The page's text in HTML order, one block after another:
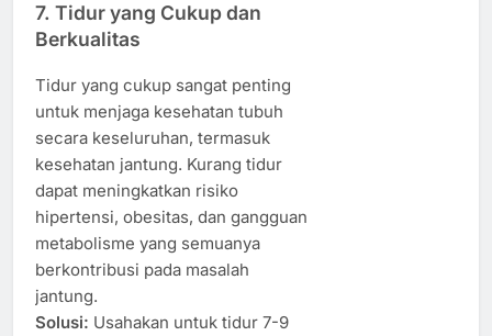
7. Tidur yang Cukup dan
Berkualitas
Tidur yang cukup sangat penting
untuk menjaga kesehatan tubuh
secara keseluruhan, termasuk
kesehatan jantung. Kurang tidur
dapat meningkatkan risiko
hipertensi, obesitas, dan gangguan
metabolisme yang semuanya
berkontribusi pada masalah
jantung.
Solusi: Usahakan untuk tidur 7-9